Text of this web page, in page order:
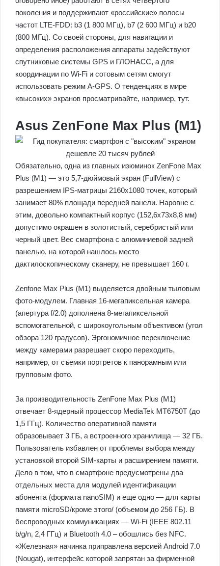
поколения и поддерживают «российские» полосы
частот LTE-FDD: b3 (1 800 МГц), b7 (2 600 МГц) и b20
(800 МГц). Со своей стороны, для навигации и
определения расположения аппараты задействуют
спутниковые системы GPS и ГЛОНАСС, а для
координации по Wi-Fi и сотовым сетям смогут
использовать режим A-GPS. О тенденциях в мире
«высоких» экранов просматривайте, например, тут.
Asus ZenFone Max Plus (M1)
Обязательно, одна из главных изюминок ZenFone Max
Plus (M1) — это 5,7-дюймовый экран (FullView) с
разрешением IPS-матрицы 2160х1080 точек, который
занимает 80% площади передней панели. Наровне с
этим, довольно компактный корпус (152,6х73х8,8 мм)
допустимо окрашен в золотистый, серебристый или
черный цвет. Вес смартфона с алюминиевой задней
панелью, на которой нашлось место
дактилоскопическому сканеру, не превышает 160 г.
Zenfone Max Plus (M1) выделяется двойным тыловым
фото-модулем. Главная 16-мегапиксельная камера
(апертура f/2.0) дополнена 8-мегапиксельной
вспомогательной, с широкоугольным объективом (угол
обзора 120 градусов). Эргономичное переключение
между камерами разрешает скоро переходить,
например, от съемки портретов к панорамным или
групповым фото.
За производительность ZenFone Max Plus (M1)
отвечает 8-ядерный процессор MediaTek MT6750T (до
1,5 ГГц). Количество оперативной памяти
образовывает 3 ГБ, а встроенного хранилища — 32 ГБ.
Пользователь избавлен от проблемы выбора между
установкой второй SIM-карты и расширением памяти.
Дело в том, что в смартфоне предусмотрены два
отдельных места для модулей идентификации
абонента (формата nanoSIM) и еще одно — для карты
памяти microSD/кроме этого/ (объемом до 256 ГБ). В
беспроводных коммуникациях — Wi-Fi (IEEE 802.11
b/g/n, 2,4 ГГц) и Bluetooth 4.0 – обошлись без NFC.
«Железная» начинка приправлена версией Android 7.0
(Nougat), интерфейс которой запрятан за фирменной